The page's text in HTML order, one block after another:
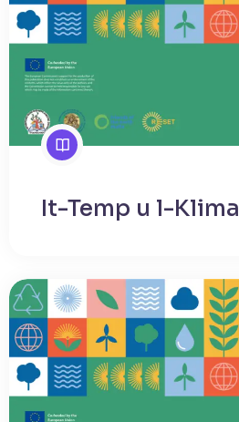
It-Temp u l-Klima